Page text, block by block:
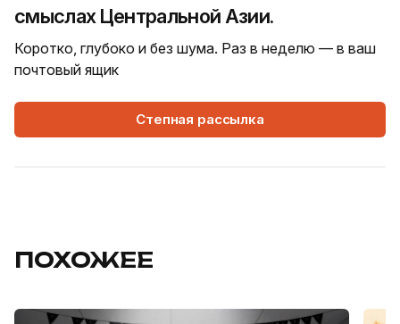
смыслах Центральной Азии.
Коротко, глубоко и без шума. Раз в неделю — в ваш
почтовый ящик
Степная рассылка
ПОХОЖЕЕ